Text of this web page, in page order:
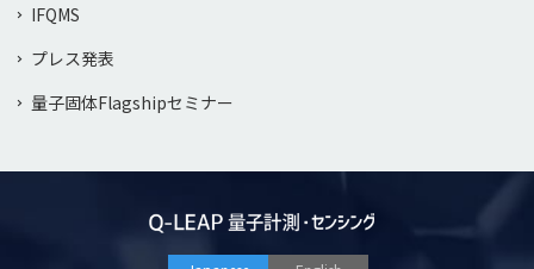
IFQMS
プレス発表
量子固体Flagshipセミナー